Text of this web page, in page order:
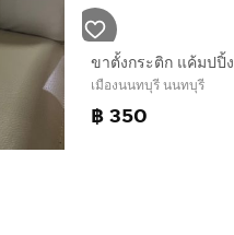
ขาตั้งกระติก แค้มปปิ้ง
เมืองนนทบุรี นนทบุรี
฿ 350